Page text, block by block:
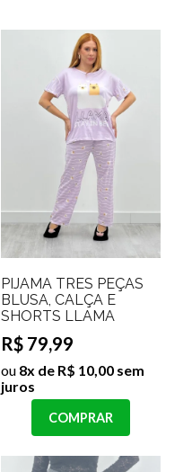
PIJAMA TRES PEÇAS
BLUSA, CALÇA E
SHORTS LLAMA
R$ 79,99
ou 8x de R$ 10,00 sem
juros
COMPRAR